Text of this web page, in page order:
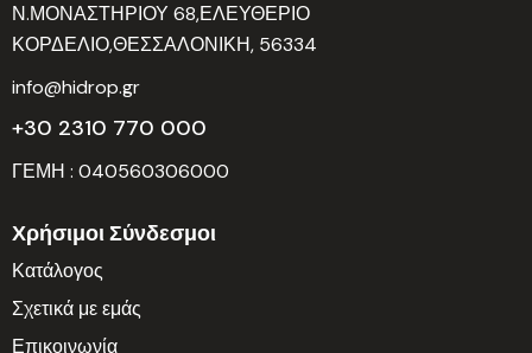
Ν.ΜΟΝΑΣΤΗΡΙΟΥ 68,ΕΛΕΥΘΕΡΙΟ
ΚΟΡΔΕΛΙΟ,ΘΕΣΣΑΛΟΝΙΚΗ, 56334
info@hidrop.gr
+30 2310 770 000
ΓΕΜΗ : 040560306000
Χρήσιμοι Σύνδεσμοι
Κατάλογος
Σχετικά με εμάς
Επικοινωνία